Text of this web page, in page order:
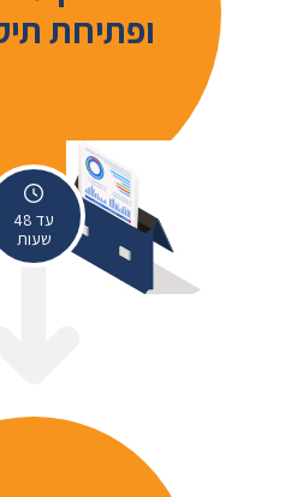
ופתיחת
עד 48
שעות